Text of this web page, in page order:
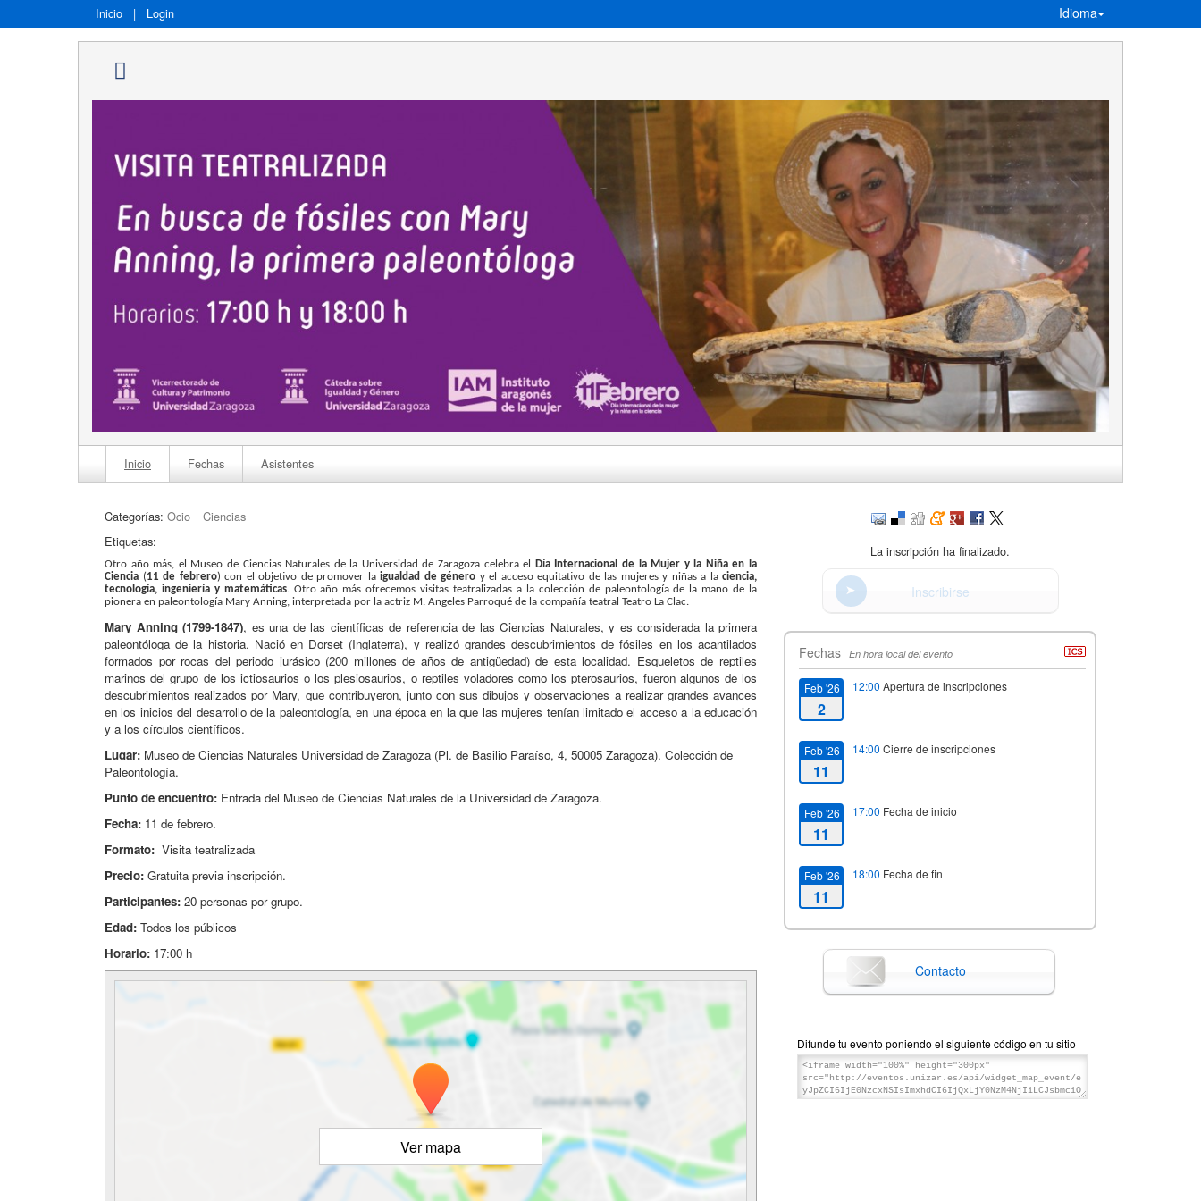
Inicio | Login Idioma
Inicio Fechas Asistentes
Categorías: Ocio
Ciencias
Etiquetas:
Otro año más, el Museo de Ciencias Naturales de la Universidad de Zaragoza celebra el
Día Internacional de la Mujer y la Niña en la
Ciencia (11 de febrero) con el objetivo de promover la igualdad de género y el acceso equitativo de las mujeres y niñas a la ciencia,
tecnología, ingeniería y matemáticas. Otro año más ofrecemos visitas teatralizadas a la colección de paleontología de la mano de la
pionera en paleontología Mary Anning, interpretada por la actriz M. Angeles Parroqué de la compañía teatral Teatro La Clac.
Mary Anning (1799-1847), es una de las científicas de referencia de las Ciencias Naturales, y es considerada la primera
paleontóloga de la historia. Nació en Dorset (Inglaterra), y realizó grandes descubrimientos de fósiles en los acantilados
formados por rocas del periodo jurásico (200 millones de años de antigüedad) de esta localidad. Esqueletos de reptiles
marinos del grupo de los ictiosaurios o los plesiosaurios, o reptiles voladores como los pterosaurios, fueron algunos de los
descubrimientos realizados por Mary, que contribuyeron, junto con sus dibujos y observaciones a realizar grandes avances
en los inicios del desarrollo de la paleontología, en una época en la que las mujeres tenían limitado el acceso a la educación
y a los círculos científicos.
Lugar: Museo de Ciencias Naturales Universidad de Zaragoza (Pl. de Basilio Paraíso, 4, 50005 Zaragoza). Colección de
Paleontología.
Punto de encuentro: Entrada del Museo de Ciencias Naturales de la Universidad de Zaragoza.
Fecha: 11 de febrero.
Formato: Visita teatralizada
Precio: Gratuita previa inscripción.
Participantes: 20 personas por grupo.
Edad: Todos los públicos
Horario: 17:00 h
Ver mapa
La inscripción ha finalizado.
Inscribirse
Fechas En hora local del evento
Feb '26
2
12:00 Apertura de inscripciones
Feb '26
11
14:00 Cierre de inscripciones
Feb '26
11
17:00 Fecha de inicio
Feb '26
11
18:00 Fecha de fin
Contacto
Difunde tu evento poniendo el siguiente código en tu sitio